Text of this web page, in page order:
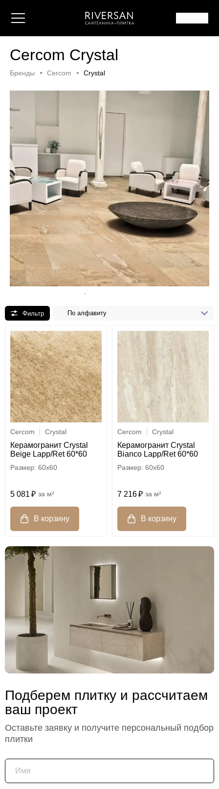
Cercom Crystal
Бренды Cercom Crystal
По алфавиту
Cercom Crystal
Керамогранит Crystal
Beige Lapp/Ret 60*60
60x60
5 081 м²
Cercom Crystal
Керамогранит Crystal
Bianco Lapp/Ret 60*60
60x60
7 216 м²
Подберем плитку и рассчитаем
ваш проект
Оставьте заявку и получите персональный подбор
плитки
Имя